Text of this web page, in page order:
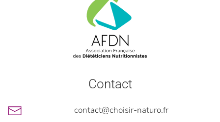
Contact
contact@choisir-naturo.fr